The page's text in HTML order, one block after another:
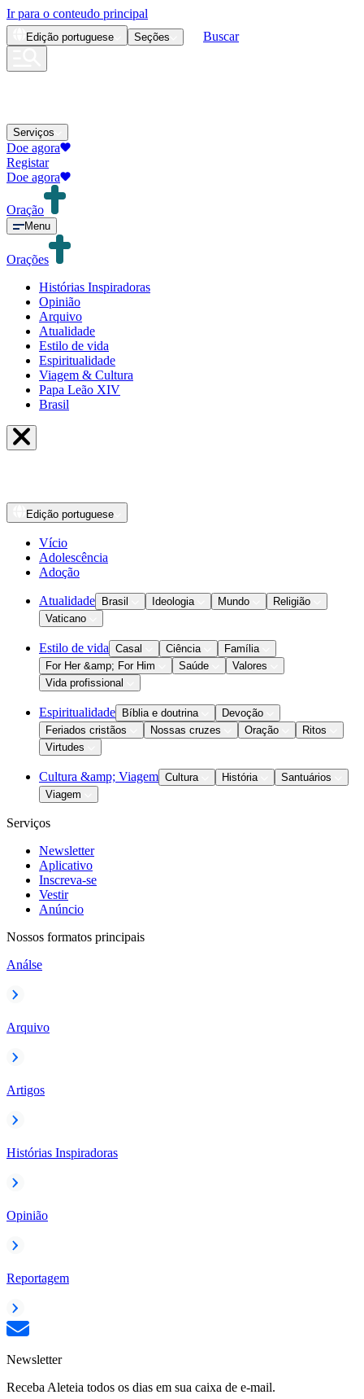
Ir para o conteudo principal
Edição portuguese Seções Buscar
Serviços
Doe agora
Registar
Doe agora
Oração
Menu
Orações
Histórias Inspiradoras
Opinião
Arquivo
Atualidade
Estilo de vida
Espiritualidade
Viagem & Cultura
Papa Leão XIV
Brasil
Edição portuguese
Vício
Adolescência
Adoção
Atualidade Brasil Ideologia Mundo
Religião
Vaticano
Estilo de vida Casal Ciência
Família
For Her &amp; For Him
Saúde
Valores
Vida profissional
Espiritualidade Bíblia e doutrina
Devoção
Feriados cristãos
Nossas cruzes Oração
Ritos
Virtudes
Cultura &amp; Viagem Cultura História
Santuários
Viagem
Serviços
Newsletter
Aplicativo
Inscreva-se
Vestir
Anúncio
Nossos formatos principais
Análse
Arquivo
Artigos
Histórias Inspiradoras
Opinião
Reportagem
Newsletter
Receba Aleteia todos os dias em sua caixa de e-mail.